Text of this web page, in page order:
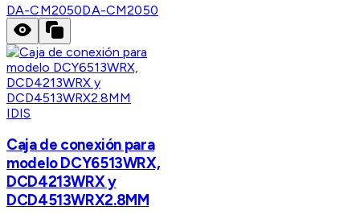
DA-CM2050DA-CM2050
IDIS
Caja de conexión para
modelo DCY6513WRX,
DCD4213WRX y
DCD4513WRX2.8MM